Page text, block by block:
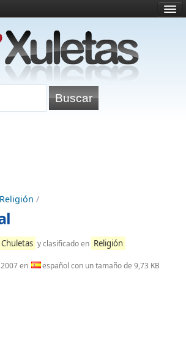
Religión /
y clasificado en Religión
en español con un tamaño de 9,73 KB